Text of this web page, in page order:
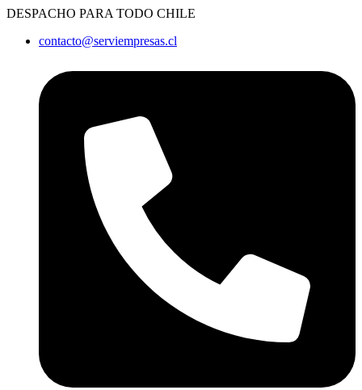
Ir
contenido
DESPACHO PARA TODO CHILE
contacto@serviempresas.cl